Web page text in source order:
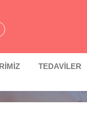
TEDAVİLER
Hizmetler